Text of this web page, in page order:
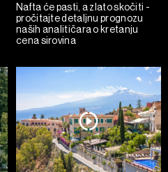
Nafta će pasti, a zlato skočiti -
pročitajte detaljnu prognozu
naših analitičara o kretanju
cena sirovina